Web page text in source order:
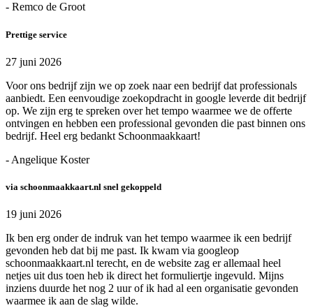
- Remco de Groot
Prettige service
27 juni 2026
Voor ons bedrijf zijn we op zoek naar een bedrijf dat professionals
aanbiedt. Een eenvoudige zoekopdracht in google leverde dit bedrijf
op. We zijn erg te spreken over het tempo waarmee we de offerte
ontvingen en hebben een professional gevonden die past binnen ons
bedrijf. Heel erg bedankt Schoonmaakkaart!
- Angelique Koster
via schoonmaakkaart.nl snel gekoppeld
19 juni 2026
Ik ben erg onder de indruk van het tempo waarmee ik een bedrijf
gevonden heb dat bij me past. Ik kwam via googleop
schoonmaakkaart.nl terecht, en de website zag er allemaal heel
netjes uit dus toen heb ik direct het formuliertje ingevuld. Mijns
inziens duurde het nog 2 uur of ik had al een organisatie gevonden
waarmee ik aan de slag wilde.